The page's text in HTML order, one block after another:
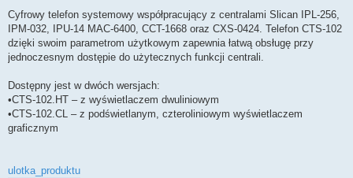
s
t
Cyfrowy telefon systemowy współpracujący z centralami Slican IPL-256,
IPM-032, IPU-14 MAC-6400, CCT-1668 oraz CXS-0424. Telefon CTS-102
dzięki swoim parametrom użytkowym zapewnia łatwą obsługę przy
jednoczesnym dostępie do użytecznych funkcji centrali.
Dostępny jest w dwóch wersjach:
•CTS-102.HT – z wyświetlaczem dwuliniowym
•CTS-102.CL – z podświetlanym, czteroliniowym wyświetlaczem
graficznym
ulotka_produktu